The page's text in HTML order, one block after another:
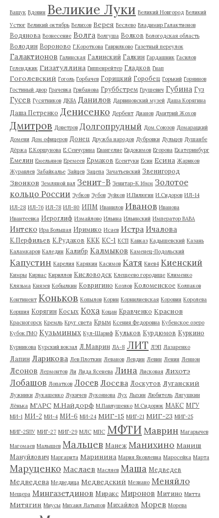
Ващук Вдовин Великие Луки Великий Новгород Великий
Устюг Великий октябрь Велихов Верея Веслево Владимир Галактионов
Водянова Вознесение Волга Волгуша Волков Вологодская область
Володин Вороново Г.Короткова Гаврилково Газетный переулок
Галактионов Галинская Галинский Галкин Гардашник Гасилов
Геленджик Гизатуллина Гиппенрейтер Гладков Гнап
Гоголевский Гоголь Горбачев Горицкий Горобец Горький Горяинов
Гостиный двор Грачевка Грибанова Груббстрем Грушевич Губина Гуз
Гусев Гусятников ДКБА Данилов Дарвиновский музей Даша Корягина
Даша Петренко Денисенко Дербент Дианов Дмитрий Жохов
Дмитров Доветров Долгопрудный Дом Союзов Домарацкий
Домени Дом офицеров Донец Дружба народов Дубровки Дульцев Душанбе
Дёржа Е.Коршунова Е.Сенчурина Евангелие Евдокимов Егорова Екатеринбург
Емелин Емельянов Еремеев Ермаков Есентуки Есин Есина Жариков
Журавлев Забайкалье Зайцев Зацепа Зачатьевский Звенигород
Звонков Земляной вал Зенит-В Зенитар-К 16мм Золотое
кольцо России Зубков Зубов Зуйков И.Пилюгин И.Сидоров ИЛ-14
ИЛ-28 ИЛ-76 ИЛ-78 ИЛ-80 ИПМ Иванилов Иванов Иванова
Ивантеевка Иероглиф Измайлово Ильина Ильинский Император ВАВА
Интеко Ира Большая Иримико Исаев Истра Ичалова
К.Перфильев К.Рудаков ККК КС-1 КСП Кавказ Кадышевский Казань
Каламкаров Каледин Калибр Калмыков Каменец-Подольский
Капустин Карелия Карякин Касимов Катя Киев4 Киенский
Кимры Кирвас Кириллов Кисловодск Клещеево городище Клименко
Клязьма Князев Кобылкин Ковригино Козлов Коломенское Колпаков
Континент Коньков Копылов Корин Корнилиевская Коровин Королева
Коршия Корягин Косых Коха Коцан Кравченко Краснов
Красногорск Кремль Круг света Крым Ксения Федоровна Кубенское озеро
Кубок ГМО Кузьминых Кул-Шариф Кульков Курдюмов Куркино
Курникова Курский вокзал Л.Маврин ЛА-8 ЛИТ ЛЭП Лазаренко
Лапин Ларикова Лев Плоткин Леванов Левдин Левин Ленин Леннон
Леонов Лермонтов Ли Лида Ясенева Лина Лисковая Лихотэ
Лобашов Лопатков Лосев Лосева Лоскутов Луганский
Лужники Лукашенко Лукичев Лукоянова Лух Лыхин Любитель Лягушкин
Лёнька М'АРС М.Найдорф М.Павлушенко М.Сидорюк МАКС МГУ
МИ-1 МИ-2 МИ-4 МИ-6 МИ-24 МИГ-15 МИГ-21 МИГ-23 МИГ-25
МИГ-25ПУ МИГ-27 МИГ-29 МЛС МПС МФТИ Маврин Магарычев
Магомаев Малышев Мальцев Манеж Манихино Маниш
Мануйлович Маргарита Маринина Мария Яковлевна Маросейка Марта
Маруценко Маслаев Масляев Маша Медведев
Медведева Медведица Медведский Мезиано Меняйло
Мещера Мингазетдинов Миракс Миронов Митино Митта
Митягин Миусы Михаил Латыпов Михайлов Морев Морева